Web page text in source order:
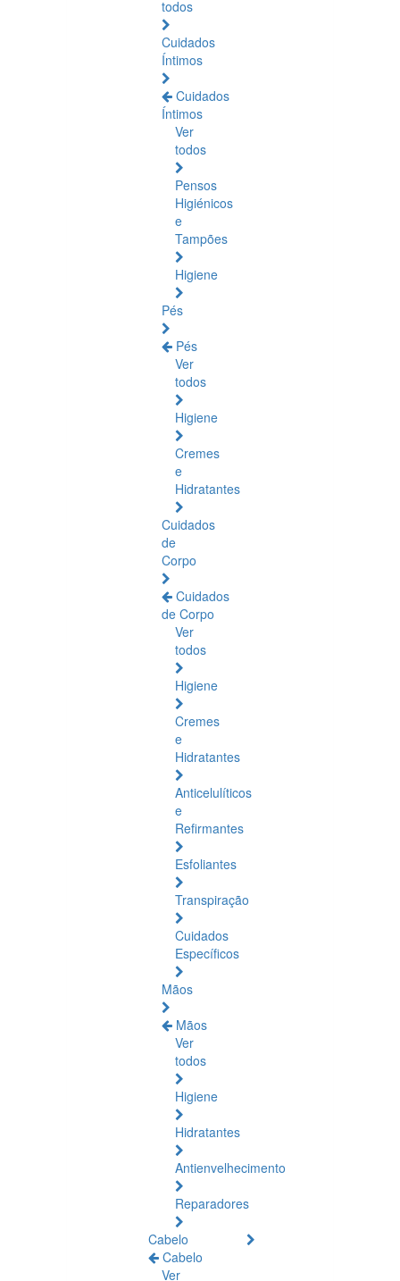
todos
Cuidados
Íntimos
Cuidados
Íntimos
Ver
todos
Pensos
Higiénicos
e
Tampões
Higiene
Pés
Pés
Ver
todos
Higiene
Cremes
e
Hidratantes
Cuidados
de
Corpo
Cuidados
de Corpo
Ver
todos
Higiene
Cremes
e
Hidratantes
Anticelulíticos
e
Refirmantes
Esfoliantes
Transpiração
Cuidados
Específicos
Mãos
Mãos
Ver
todos
Higiene
Hidratantes
Antienvelhecimento
Reparadores
Cabelo
Cabelo
Ver